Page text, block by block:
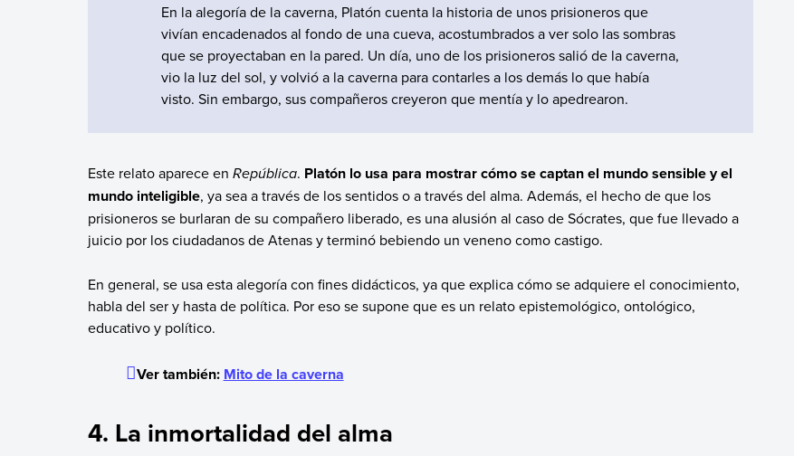
En la alegoría de la caverna, Platón cuenta la historia de unos prisioneros que
vivían encadenados al fondo de una cueva, acostumbrados a ver solo las sombras
que se proyectaban en la pared. Un día, uno de los prisioneros salió de la caverna,
vio la luz del sol, y volvió a la caverna para contarles a los demás lo que había
visto. Sin embargo, sus compañeros creyeron que mentía y lo apedrearon.
Este relato aparece en República. Platón lo usa para mostrar cómo se captan el mundo sensible y el
mundo inteligible, ya sea a través de los sentidos o a través del alma. Además, el hecho de que los
prisioneros se burlaran de su compañero liberado, es una alusión al caso de Sócrates, que fue llevado a
juicio por los ciudadanos de Atenas y terminó bebiendo un veneno como castigo.
En general, se usa esta alegoría con fines didácticos, ya que explica cómo se adquiere el conocimiento,
habla del ser y hasta de política. Por eso se supone que es un relato epistemológico, ontológico,
educativo y político.
Ver también: Mito de la caverna
4. La inmortalidad del alma